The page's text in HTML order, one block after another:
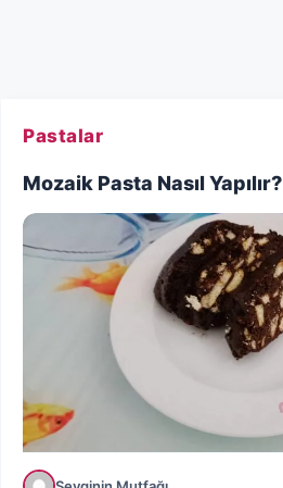
Pastalar
Mozaik Pasta Nasıl Yapılır?